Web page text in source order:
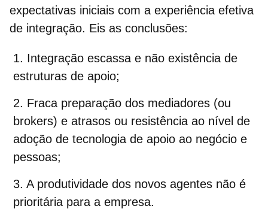
expectativas iniciais com a experiência efetiva
de integração. Eis as conclusões:
Integração escassa e não existência de
estruturas de apoio;
Fraca preparação dos mediadores (ou
brokers) e atrasos ou resistência ao nível de
adoção de tecnologia de apoio ao negócio e
pessoas;
A produtividade dos novos agentes não é
prioritária para a empresa.